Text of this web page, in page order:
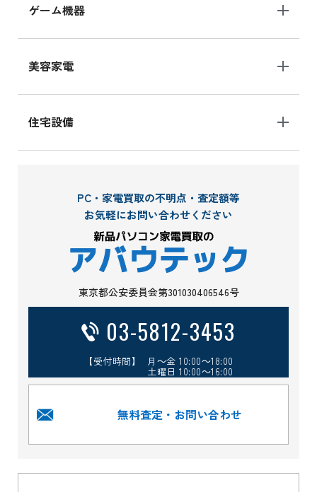
ゲーム機器
美容家電
住宅設備
PC・家電買取の不明点・査定額等
お気軽にお問い合わせください
東京都公安委員会第301030406546号
03-5812-3453
【受付時間】 月～金 10:00～18:00
土曜日 10:00～16:00
無料査定・お問い合わせ